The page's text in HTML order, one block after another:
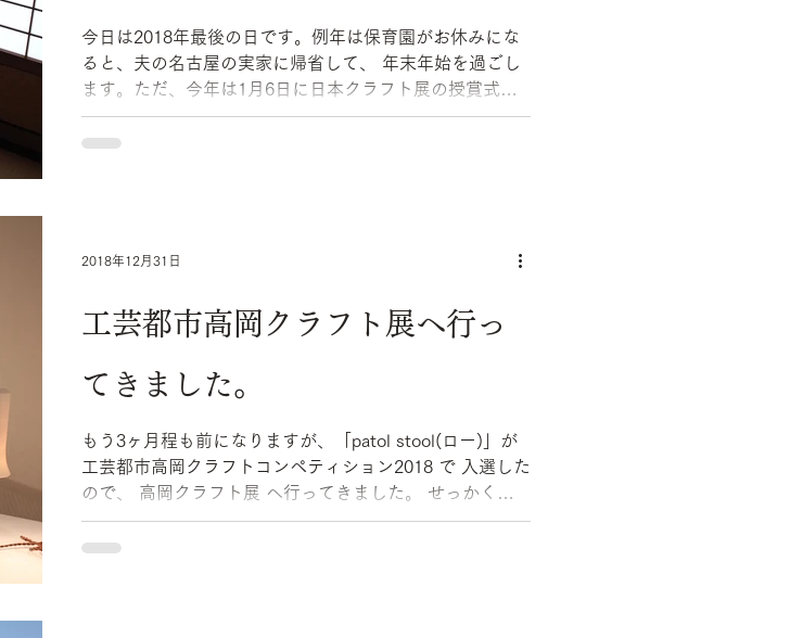
今日は2018年最後の日です。例年は保育園がお休みにな
ると、夫の名古屋の実家に帰省して、 年末年始を過ごし
ます。ただ、今年は1月6日に日本クラフト展の授賞式が
あるので、 お休みを少しずらしていて、年末年始は自宅
で過ごします。 ...
工芸都市高岡クラフト展へ行っ
てきました。
もう3ヶ月程も前になりますが、「patol stool(ロー)」が
工芸都市高岡クラフトコンペティション2018 で 入選した
ので、 高岡クラフト展 へ行ってきました。 せっかくな
ので授賞式にも参加し、運良く審査員の先生方にpatol...
2018年12月31日